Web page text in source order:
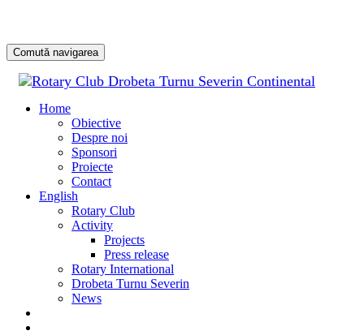
Comută navigarea
Home
Obiective
Despre noi
Sponsori
Proiecte
Contact
English
Rotary Club
Activity
Projects
Press release
Rotary International
Drobeta Turnu Severin
News